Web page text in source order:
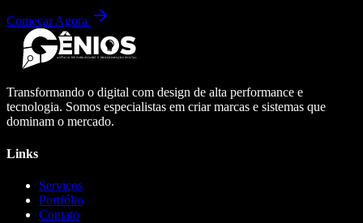
Começar Agora
Transformando o digital com design de alta performance e
tecnologia. Somos especialistas em criar marcas e sistemas que
dominam o mercado.
Links
Serviços
Portfólio
Contato